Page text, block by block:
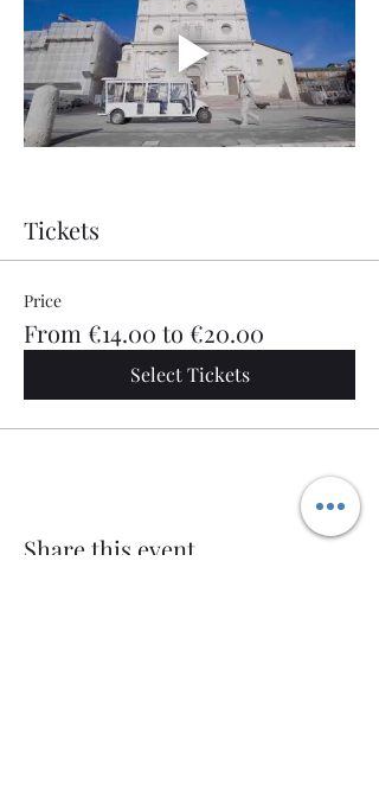
Tickets
Price
From €14.00 to €20.00
Select Tickets
Share this event